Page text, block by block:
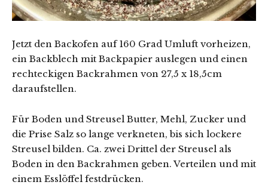
Jetzt den Backofen auf 160 Grad Umluft vorheizen,
ein Backblech mit Backpapier auslegen und einen
rechteckigen Backrahmen von 27,5 x 18,5cm
daraufstellen.
Für Boden und Streusel Butter, Mehl, Zucker und
die Prise Salz so lange verkneten, bis sich lockere
Streusel bilden. Ca. zwei Drittel der Streusel als
Boden in den Backrahmen geben. Verteilen und mit
einem Esslöffel festdrücken.